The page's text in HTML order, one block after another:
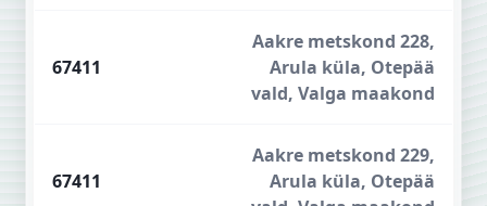
67411
Aakre metskond 228,
Arula küla, Otepää
vald, Valga maakond
67411
Aakre metskond 229,
Arula küla, Otepää